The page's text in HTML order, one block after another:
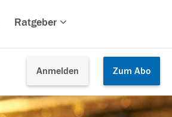
Ratgeber
Anmelden Zum Abo